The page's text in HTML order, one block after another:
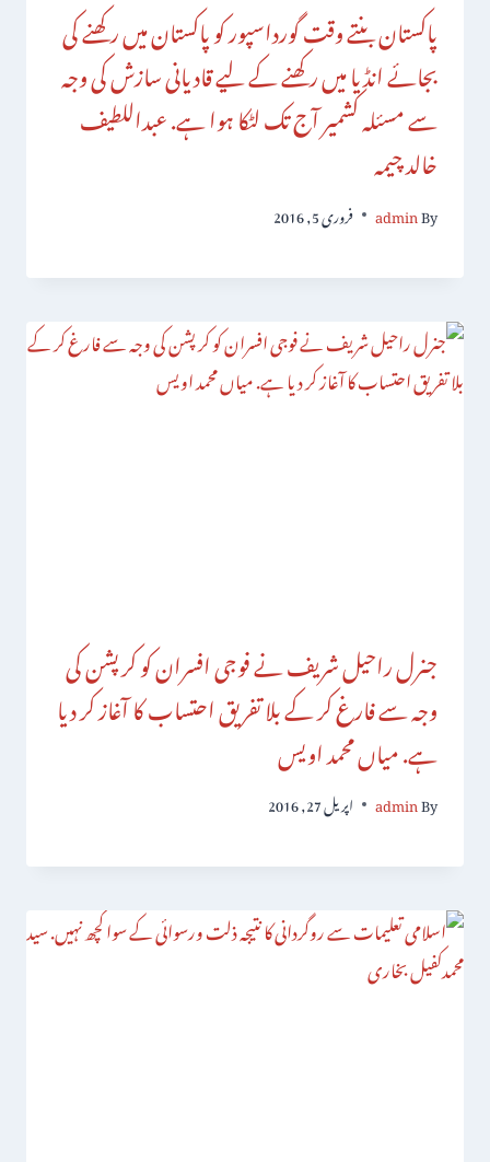
پاکستان بنتے وقت گورداسپور کو پاکستان میں رکھنے کی
بجائے انڈیا میں رکھنے کے لیے قادیانی سازش کی وجہ
سے مسئلہ کشمیر آج تک لٹکا ہوا ہے. عبداللطیف
خالد چیمہ
By
admin فروری 5, 2016
جنرل راحیل شریف نے فوجی افسران کو کرپشن کی
وجہ سے فارغ کر کے بلا تفریق احتساب کا آغاز کر دیا
ہے. میاں محمد اویس
By
admin اپریل 27, 2016